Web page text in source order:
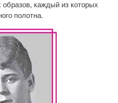
каждый из которых
полотна.